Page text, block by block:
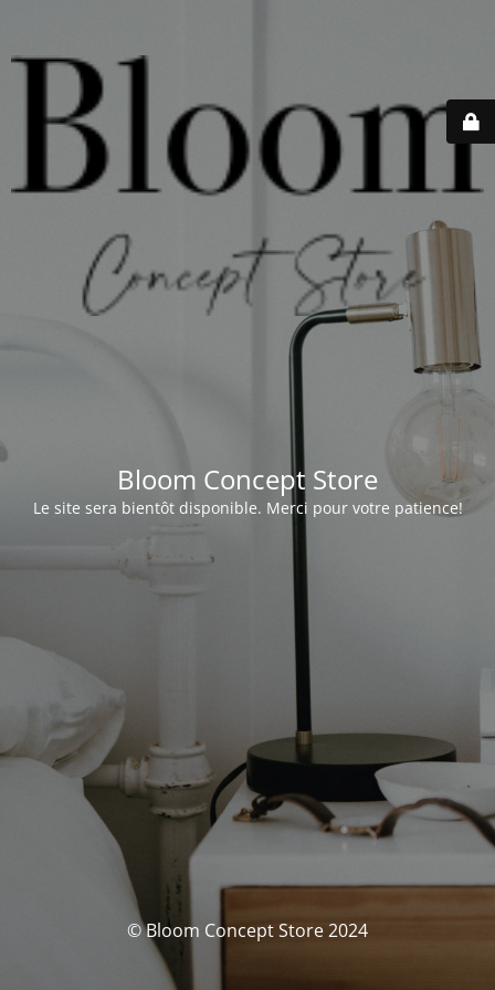
Bloom Concept Store
Le site sera bientôt disponible. Merci pour votre patience!
© Bloom Concept Store 2024